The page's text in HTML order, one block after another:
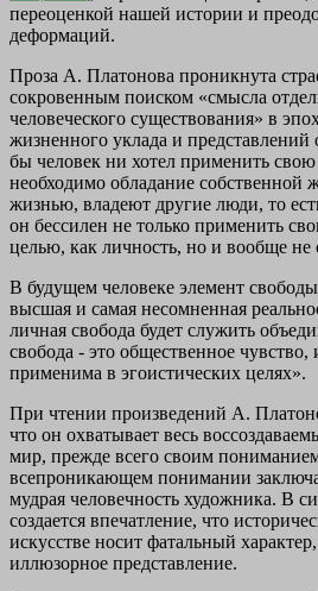
переоценкой нашей истории и
деформаций.
Проза А. Платонова проникнута
сокровенным поиском «смысла
человеческого существования» в
жизненного уклада и
бы человек ни хотел применить
необходимо обладание собственной
жизнью, владеют другие люди, то
он бессилен не только применить
целью, как личность, но и вообще не
В будущем человеке элемент
высшая и самая несомненная
личная свобода будет служить
свобода - это общественное
применима в эгоистических целях».
При чтении произведений А.
что он охватывает весь
мир, прежде всего своим
всепроникающем понимании
мудрая человечность художника. В
создается впечатление, что
искусстве носит фатальный
иллюзорное представление.